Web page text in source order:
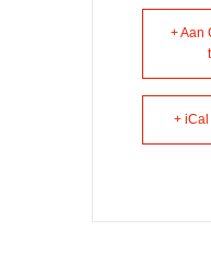
+ Aan
+ iCal